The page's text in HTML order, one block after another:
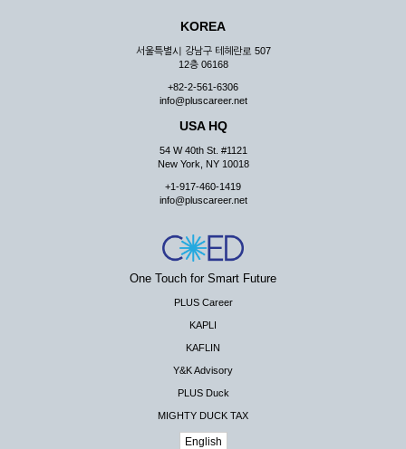
KOREA
서울특별시 강남구 테헤란로 507
12층 06168
+82-2-561-6306
info@pluscareer.net
USA HQ
54 W 40th St. #1121
New York, NY 10018
+1-917-460-1419
info@pluscareer.net
One Touch for Smart Future
PLUS Career
KAPLI
KAFLIN
Y&K Advisory
PLUS Duck
MIGHTY DUCK TAX
English